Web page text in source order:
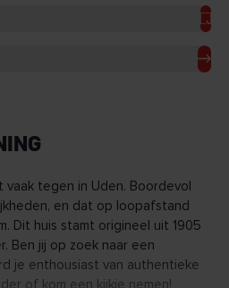
vaak tegen in Uden. Boordevol
en dat op loopafstand
Dit huis stamt origineel uit 1905
Ben jij op zoek naar een
je enthousiast van authentieke
of kom een kijkje nemen!